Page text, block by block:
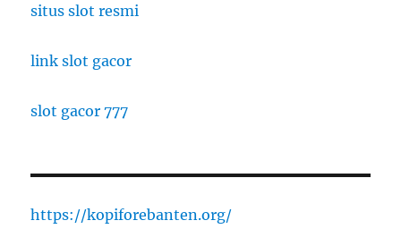
situs slot resmi
link slot gacor
slot gacor 777
https://kopiforebanten.org/